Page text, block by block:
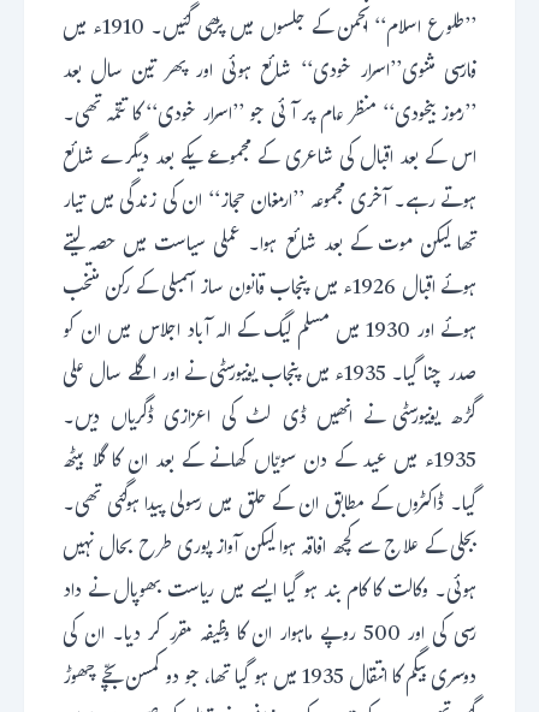
’’طلوع اسلام‘‘ انجمن کے جلسوں میں پڑھی گئیں۔ 1910ء میں
فارسی مثنوی’’اسرار خودی‘‘ شائع ہوئی اور پھر تین سال بعد
’’رموز بیخودی‘‘ منظر عام پر آئی جو ’’اسرار خودی‘‘ کا تتمّہ تھی۔
اس کے بعد اقبال کی شاعری کے مجموعے یکے بعد دیگرے شائع
ہوتے رہے۔ آخری مجموعہ ’’ارمغان حجاز‘‘ ان کی زندگی میں تیار
تھا لیکن موت کے بعد شائع ہوا۔ عملی سیاست میں حصہ لیتے
ہوئے اقبال 1926ء میں پنجاب قانون ساز اسمبلی کے رکن منتخب
ہوئے اور 1930 میں مسلم لیگ کے الہ آباد اجلاس میں ان کو
صدر چنا گیا۔ 1935ء میں پنجاب یونیورسٹی نے اور اگلے سال علی
گڑھ یونیورسٹی نے انھیں ڈی لٹ کی اعزازی ڈگریاں دیں۔
1935ء میں عید کے دن سویّاں کھانے کے بعد ان کا گلا بیٹھ
گیا۔ ڈاکٹروں کے مطابق ان کے حلق میں رسولی پیدا ہوگئی تھی۔
بجلی کے علاج سے کچھ افاقہ ہوا لیکن آواز پوری طرح بحال نہیں
ہوئی۔ وکالت کا کام بند ہو گیا ایسے میں ریاست بھوپال نے داد
رسی کی اور 500 روپے ماہوار ان کا وظیفہ مقرر کر دیا۔ ان کی
دوسری بیگم کا انتقال 1935 میں ہو گیا تھا، جو دو کمسن بچّے چھوڑ